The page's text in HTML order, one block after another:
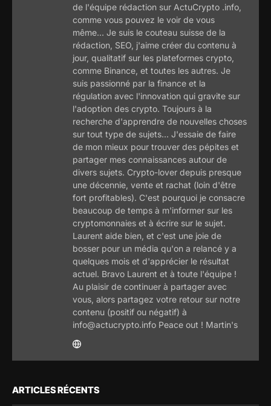
de l'équipe rédaction sur ActuCrypto .info,
comme vous pouvez le voir de vous
même... Je suis le couteau suisse de la
rédaction, SEO, j'aime créer du contenu à
jour, qualitatif sur les plateformes crypto,
comme Binance, et toutes les autres. Je
suis passionné par la finance et la
régulation avec l'innovation qui gravite sur
l'adoption des crypto. Toujours à la
recherche d'apprendre de nouvelles choses
sur tout type de sujets... J'essaie de faire
de mon mieux pour trouver des pépites et
partager mes connaissances autour de
divers sujets. Crypto-lover depuis presque
une décennie, vente et rachat (loin d'être
fort profitables). C'est pourquoi je consacre
beaucoup de temps à m'informer sur les
cryptomonnaies et à écrire sur le sujet.
Laurent aide bien, et c'est une joie de
bosser pour un média qu'on a relancé y a
quelques mois et d'apprécier le résultat
actuel. Bravo Laurent et à toute l'équipe !
Au plaisir de continuer à partager avec
vous, alors partagez votre retour sur notre
contenu (positif ou négatif) à
info@actucrypto.info Peace out ! Martin's
ARTICLES RÉCENTS